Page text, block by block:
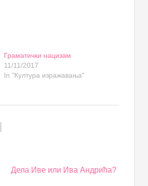
Граматички нацизам
11/11/2017
In "Култура изражавања"
Дела Иве или Ива Андрића?